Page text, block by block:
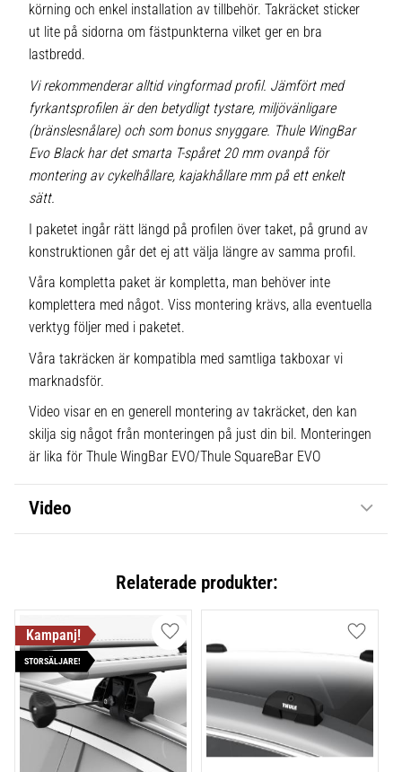
körning och enkel installation av tillbehör. Takräcket sticker
ut lite på sidorna om fästpunkterna vilket ger en bra
lastbredd.
Vi rekommenderar alltid vingformad profil. Jämfört med
fyrkantsprofilen är den betydligt tystare, miljövänligare
(bränslesnålare) och som bonus snyggare. Thule WingBar
Evo Black har det smarta T-spåret 20 mm ovanpå för
montering av cykelhållare, kajakhållare mm på ett enkelt
sätt.
I paketet ingår rätt längd på profilen över taket, på grund av
konstruktionen går det ej att välja längre av samma profil.
Våra kompletta paket är kompletta, man behöver inte
komplettera med något. Viss montering krävs, alla eventuella
verktyg följer med i paketet.
Våra takräcken är kompatibla med samtliga takboxar vi
marknadsför.
Video visar en en generell montering av takräcket, den kan
skilja sig något från monteringen på just din bil. Monteringen
är lika för Thule WingBar EVO/Thule SquareBar EVO
Video
Relaterade produkter:
STORSÄLJARE!
Lägg till i favoriter Lägg